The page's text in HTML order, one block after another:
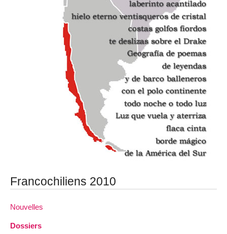
Francochiliens 2010
Nouvelles
Dossiers